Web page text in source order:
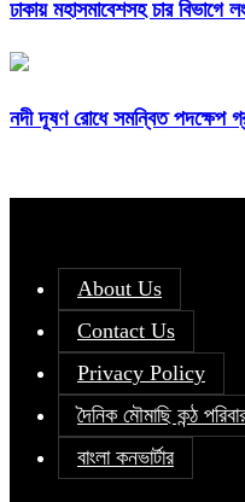
ঢাকায় মহাসমাবেশসহ চার বিভাগে
নদী দূষণ রোধে সমন্বিত পদক্ষেপ
About Us
Contact Us
Privacy Policy
দৈনিক মৌমাছি কন্ঠ
বাংলা কনভার্টার